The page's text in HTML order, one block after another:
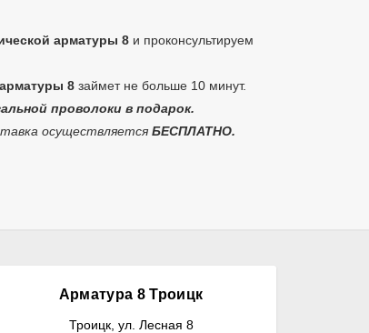
арматуры 8и проконсультируем
арматуры 8займет не больше 10 минут.
проволоки в подарок.
осуществляется БЕСПЛАТНО.
Арматура 8 Троицк
Троицк, ул. Лесная 8